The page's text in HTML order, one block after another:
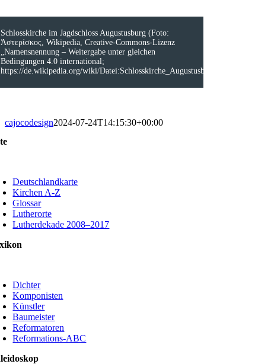
Schlosskirche im Jagdschloss Augustusburg (Foto:
Ἀστερίσκος, Wikipedia, Creative-Commons-Lizenz
„Namensnennung – Weitergabe unter gleichen
Bedingungen 4.0 international;
https://de.wikipedia.org/wiki/Datei:Schlosskirche_Augustusburg.jpg)
cajocodesign2024-07-24T14:15:30+00:00
Deutschlandkarte
Kirchen A-Z
Glossar
Lutherorte
Lutherdekade 2008–2017
Dichter
Komponisten
Künstler
Baumeister
Reformatoren
Reformations-ABC